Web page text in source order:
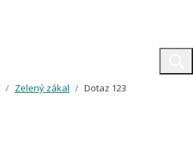
Zelený zákal Dotaz 123